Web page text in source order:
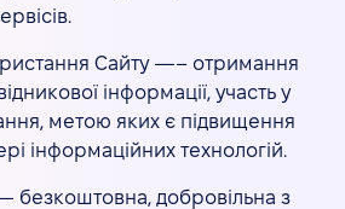
Сайту —– отримання
інформації, участь у
метою яких є підвищення
інформаційних технологій.
безкоштовна, добровільна з